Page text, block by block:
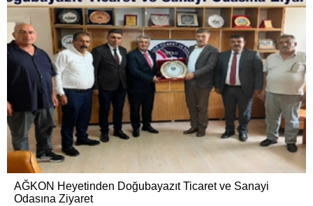
AĞKON Heyetinden Doğubayazıt Ticaret ve Sanayi
Odasına Ziyaret